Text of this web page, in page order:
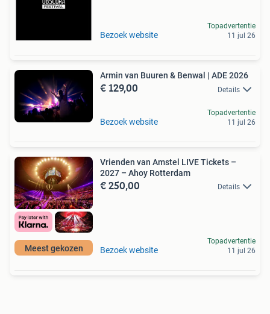
Bezoek website
Topadvertentie
11 jul 26
Armin van Buuren & Benwal | ADE 2026
€ 129,00 Details
Bezoek website
Topadvertentie
11 jul 26
Meest gekozen
Vrienden van Amstel LIVE Tickets –
2027 – Ahoy Rotterdam
€ 250,00 Details
Bezoek website
Topadvertentie
11 jul 26